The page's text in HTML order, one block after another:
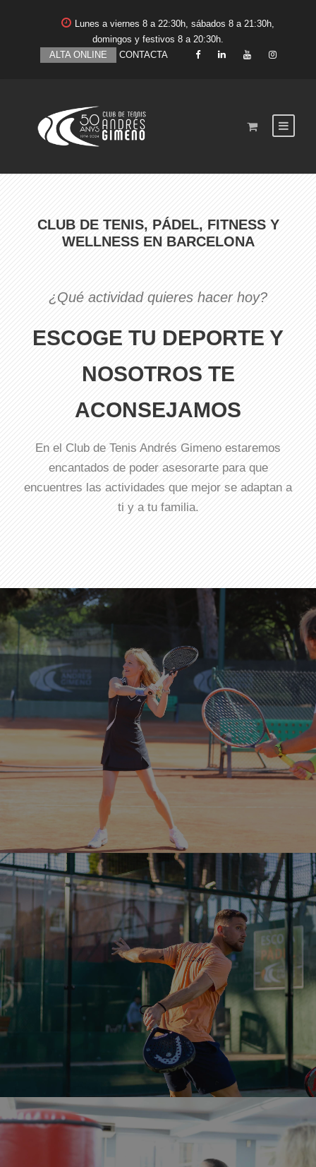
Lunes a viernes 8 a 22:30h, sábados 8 a 21:30h,
domingos y festivos 8 a 20:30h.
ALTA ONLINE
CONTACTA
CLUB DE TENIS, PÁDEL, FITNESS Y
WELLNESS EN BARCELONA
¿Qué actividad quieres hacer hoy?
ESCOGE TU DEPORTE Y
NOSOTROS TE
ACONSEJAMOS
En el Club de Tenis Andrés Gimeno estaremos
encantados de poder asesorarte para que
encuentres las actividades que mejor se adaptan a
ti y a tu familia.
CLUB TENIS
22 pistas, escuela de tenis, clases particulares,
competiciones, ligas…. para que disfrutes de tu
deporte.
CLUB PADEL
La mejor escuela de Pádel que tienes a tu alcance,
y 11 pistas para mejorar la bandeja, la víbora…..